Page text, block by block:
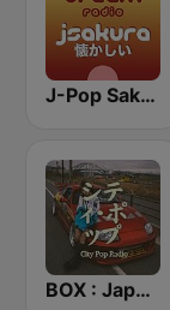
J-Pop Sakura 懐かしい
BOX : Japan City Pop -日本のシティポップ